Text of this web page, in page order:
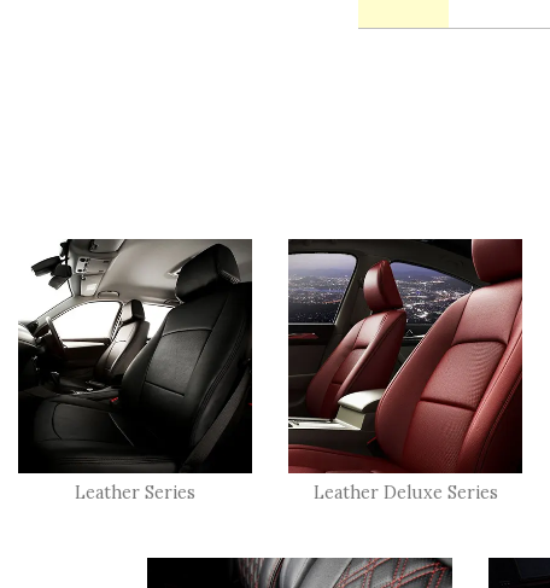
Leather Series Leather Deluxe Series